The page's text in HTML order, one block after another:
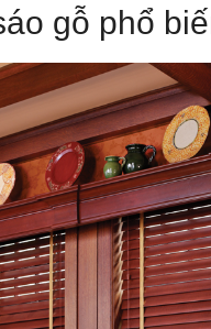
gỗ phổ